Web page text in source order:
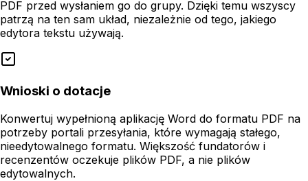
PDF przed wysłaniem go do grupy. Dzięki temu wszyscy
patrzą na ten sam układ, niezależnie od tego, jakiego
edytora tekstu używają.
Wnioski o dotacje
Konwertuj wypełnioną aplikację Word do formatu PDF na
potrzeby portali przesyłania, które wymagają stałego,
nieedytowalnego formatu. Większość fundatorów i
recenzentów oczekuje plików PDF, a nie plików
edytowalnych.